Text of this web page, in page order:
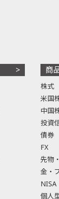
商
株式
米国
中国
投資
債券
FX
先物
金・
NISA
個人